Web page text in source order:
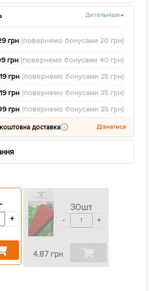
Детальніше→
грн (повернемо бонусами 20 грн)
грн (повернемо бонусами 40 грн)
грн (повернемо бонусами 25 грн)
грн (повернемо бонусами35 грн)
грн (повернемо бонусами 25 грн)
доставка Дізнатися
+
30шт
- +
4.87 грн